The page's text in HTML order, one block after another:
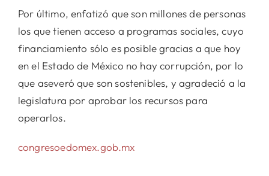
Por último, enfatizó que son millones de personas
los que tienen acceso a programas sociales, cuyo
financiamiento sólo es posible gracias a que hoy
en el Estado de México no hay corrupción, por lo
que aseveró que son sostenibles, y agradeció a la
legislatura por aprobar los recursos para
operarlos.
congresoedomex.gob.mx